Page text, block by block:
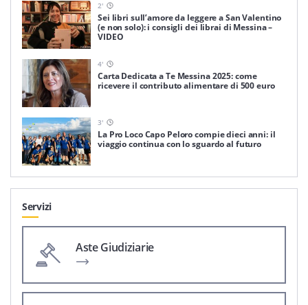
2'
Sei libri sull’amore da leggere a San Valentino
(e non solo): i consigli dei librai di Messina –
VIDEO
4'
Carta Dedicata a Te Messina 2025: come
ricevere il contributo alimentare di 500 euro
3'
La Pro Loco Capo Peloro compie dieci anni: il
viaggio continua con lo sguardo al futuro
Servizi
Aste Giudiziarie